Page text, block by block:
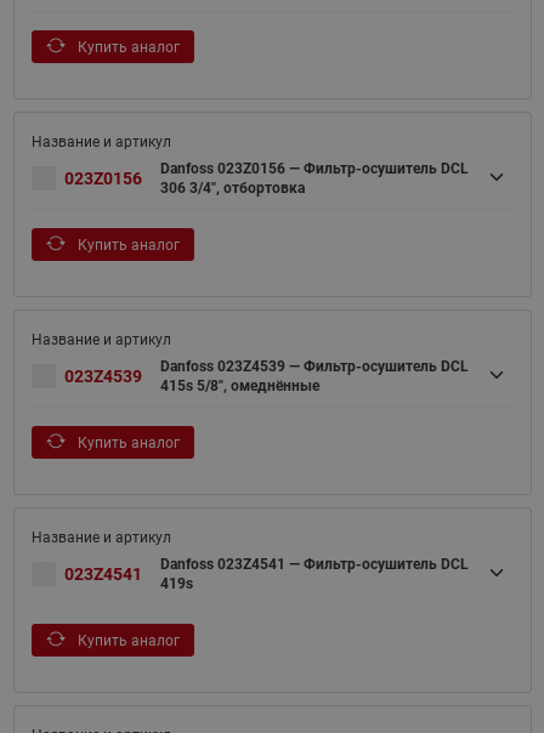
Купить аналог
023Z0156
Danfoss 023Z0156 — Фильтр-осушитель DCL
306 3/4", отбортовка
Купить аналог
023Z4539
Danfoss 023Z4539 — Фильтр-осушитель DCL
415s 5/8", омеднённые
Купить аналог
023Z4541
Danfoss 023Z4541 — Фильтр-осушитель DCL
419s
Купить аналог